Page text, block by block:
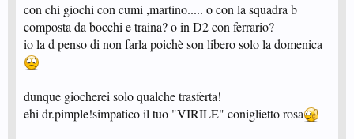
con chi giochi con cumi ,martino..... o con la squadra b
composta da bocchi e traina? o in D2 con ferrario?
io la d penso di non farla poichè son libero solo la domenica
dunque giocherei solo qualche trasferta!
ehi dr.pimple!simpatico il tuo "VIRILE" coniglietto rosa